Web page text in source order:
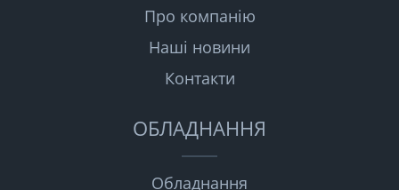
Про компанію
Наші новини
Контакти
ОБЛАДНАННЯ
Обладнання